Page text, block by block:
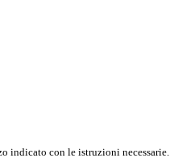
indicato con le istruzioni necessarie.